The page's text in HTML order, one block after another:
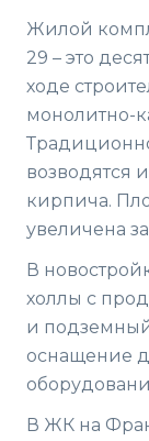
Жилой
29 – это
ходе
монолитно-
возводятся
кирпича.
увеличена
В
холлы с
и
оснащение
В ЖК на